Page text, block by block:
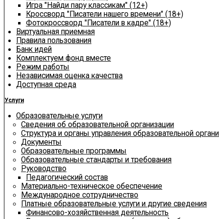
Игра "Найди пару классикам" (12+)
Кроссворд "Писатели нашего времени" (18+)
Фотокроссворд "Писатели в кадре" (18+)
Виртуальная приемная
Правила пользования
Банк идей
Комплектуем фонд вместе
Режим работы
Независимая оценка качества
Доступная среда
Услуги
Образовательные услуги
Сведения об образовательной организации
Структура и органы управления образовательной
Документы
Образовательные программы
Образовательные стандарты и требования
Руководство
Педагогический состав
Материально-техническое обеспечение
Международное сотрудничество
Платные образовательные услуги и другие сведения
Финансово-хозяйственная деятельность